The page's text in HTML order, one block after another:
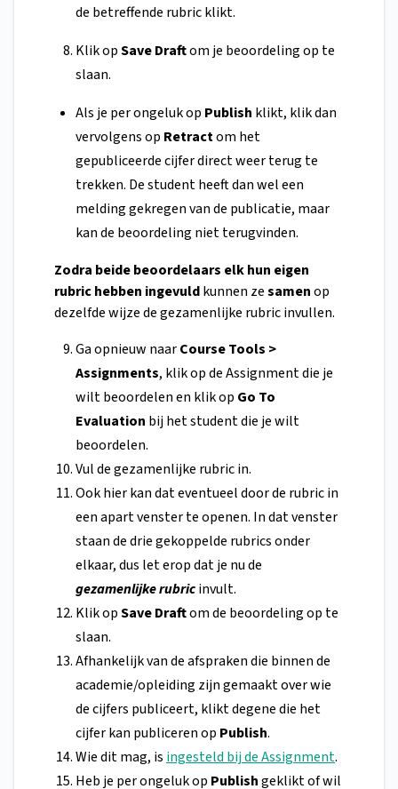
de betreffende rubric klikt.
Klik opSave Draftom je beoordeling op te
slaan.
Als je per ongeluk op Publish klikt, klik dan
vervolgens op Retractom het
gepubliceerde cijfer direct weer terug te
trekken. De student heeft dan wel een
melding gekregen van de publicatie, maar
kan de beoordeling niet terugvinden.
Zodra beide beoordelaars elk hun eigen
rubric hebben ingevuldkunnen zesamenop
dezelfde wijze de gezamenlijke rubric invullen.
Ga opnieuw naarCourse Tools >
Assignments, klik op de Assignment die je
wilt beoordelen en klik op Go To
Evaluation bij het student die je wilt
beoordelen.
Vul de gezamenlijke rubric in.
Ook hier kan dat eventueel door de rubric in
een apart venster te openen. In dat venster
staan de drie gekoppelde rubrics onder
elkaar, dus let erop dat je nu de
gezamenlijke rubricinvult.
Klik opSave Draftom de beoordeling op te
slaan.
Afhankelijk van de afspraken die binnen de
academie/opleiding zijn gemaakt over wie
de cijfers publiceert, klikt degene die het
cijfer kan publiceren op Publish.
Wie dit mag, is ingesteld bij de Assignment.
Heb je per ongeluk op Publishgeklikt of wil